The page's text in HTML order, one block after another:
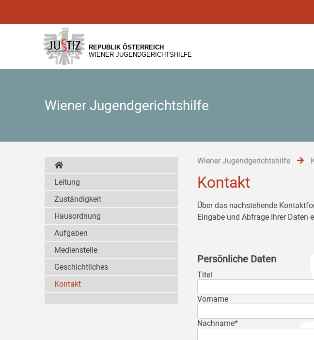
[1]
[2]
[3]
REPUBLIK ÖSTERREICH
WIENER JUGENDGERICHTSHILFE
Wiener Jugendgerichtshilfe
Wiener Jugendgerichtshilfe
Kontakt
Über das nachstehende
Eingabe und Abfrage Ihrer Daten
Persönliche Daten
Titel
Vorname
Nachname*
Leitung
Zuständigkeit
Hausordnung
Aufgaben
Medienstelle
Geschichtliches
Kontakt